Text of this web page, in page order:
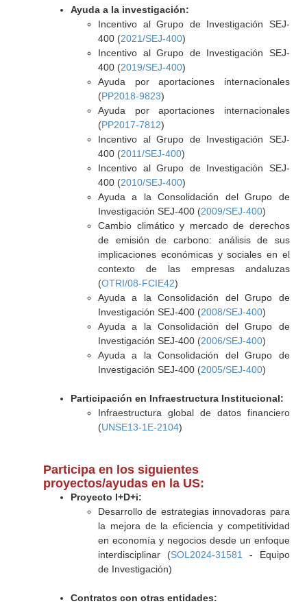
Ayuda a la investigación:
Incentivo al Grupo de Investigación SEJ-
400 (2021/SEJ-400)
Incentivo al Grupo de Investigación SEJ-
400 (2019/SEJ-400)
Ayuda por aportaciones internacionales
(PP2018-9823)
Ayuda por aportaciones internacionales
(PP2017-7812)
Incentivo al Grupo de Investigación SEJ-
400 (2011/SEJ-400)
Incentivo al Grupo de Investigación SEJ-
400 (2010/SEJ-400)
Ayuda a la Consolidación del Grupo de
Investigación SEJ-400 (2009/SEJ-400)
Cambio climático y mercado de derechos
de emisión de carbono: análisis de sus
implicaciones económicas y sociales en el
contexto de las empresas andaluzas
(OTRI/08-FCIE42)
Ayuda a la Consolidación del Grupo de
Investigación SEJ-400 (2008/SEJ-400)
Ayuda a la Consolidación del Grupo de
Investigación SEJ-400 (2006/SEJ-400)
Ayuda a la Consolidación del Grupo de
Investigación SEJ-400 (2005/SEJ-400)
Participación en Infraestructura Institucional:
Infraestructura global de datos financiero
(UNSE13-1E-2104)
Participa en los siguientes
proyectos/ayudas en la US:
Proyecto I+D+i:
Desarrollo de estrategias innovadoras para
la mejora de la eficiencia y competitividad
en economía y negocios desde un enfoque
interdisciplinar (SOL2024-31581
- Equipo
de Investigación)
Contratos con otras entidades: